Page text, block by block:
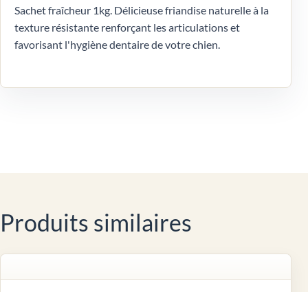
Sachet fraîcheur 1kg. Délicieuse friandise naturelle à la
texture résistante renforçant les articulations et
favorisant l'hygiène dentaire de votre chien.
Produits similaires